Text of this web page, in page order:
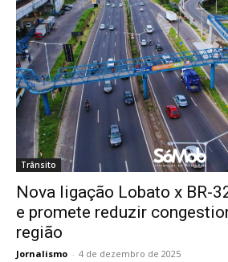
Trânsito
Nova ligação Lobato x BR-
e promete reduzir
região
Jornalismo - 4 de dezembro de 2025